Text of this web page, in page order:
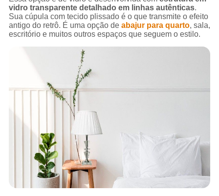
vidro transparente detalhado em linhas autênticas.
Sua cúpula com tecido plissado é o que transmite o efeito
antigo do retrô. É uma opção de abajur para quarto, sala,
escritório e muitos outros espaços que seguem o estilo.